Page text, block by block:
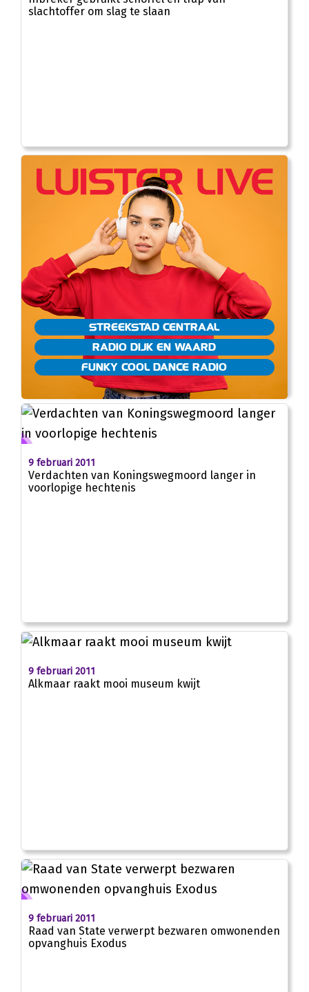
slachtoffer om slag te slaan
STREEKSTAD CENTRAAL
RADIO DIJK EN WAARD
FUNKY COOL DANCE RADIO
9 februari 2011
Verdachten van Koningswegmoord langer in
voorlopige hechtenis
9 februari 2011
Alkmaar raakt mooi museum kwijt
9 februari 2011
Raad van State verwerpt bezwaren omwonenden
opvanghuis Exodus